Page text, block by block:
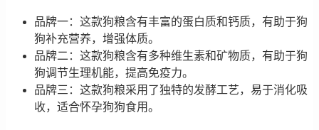
品牌一：这款狗粮含有丰富的蛋白质和钙质，有助于狗
狗补充营养，增强体质。
品牌二：这款狗粮含有多种维生素和矿物质，有助于狗
狗调节生理机能，提高免疫力。
品牌三：这款狗粮采用了独特的发酵工艺，易于消化吸
收，适合怀孕狗狗食用。